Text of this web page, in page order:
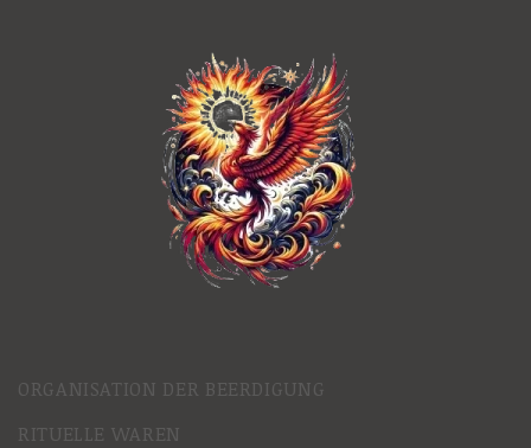
ORGANISATION DER BEERDIGUNG
RITUELLE WAREN